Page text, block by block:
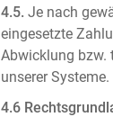
4.5. Je nach
eingesetzte
Abwicklung bzw.
unserer Systeme.
4.6